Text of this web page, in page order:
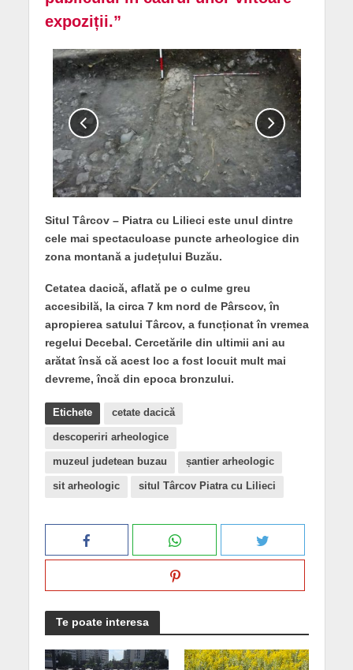
expoziții.”
Situl Târcov – Piatra cu Lilieci este unul dintre
cele mai spectaculoase puncte arheologice din
zona montană a județului Buzău.
Cetatea dacică, aflată pe o culme greu
accesibilă, la circa 7 km nord de Pârscov, în
apropierea satului Târcov, a funcționat în vremea
regelui Decebal. Cercetările din ultimii ani au
arătat însă că acest loc a fost locuit mult mai
devreme, încă din epoca bronzului.
Etichete cetate dacică
descoperiri arheologice
muzeul judetean buzau șantier arheologic
sit arheologic situl Târcov Piatra cu Lilieci
Te poate interesa